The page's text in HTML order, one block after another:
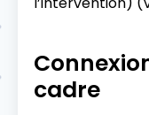
cadre